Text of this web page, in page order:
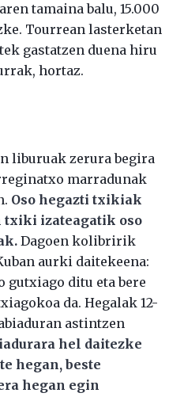
tamaina balu, 15.000
Tourrean lasterketan
gastatzen duena hiru
hortaz.
liburuak zerura begira
marradunak
Oso hegazti txikiak
izateagatik oso
Dagoen kolibririk
aurki daitekeena:
gutxiago ditu eta bere
da. Hegalak 12-
astintzen
hel daitezke
hegan, beste
hegan egin